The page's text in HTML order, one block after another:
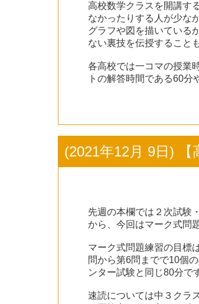
高校数学クラスを開講す
なかったりする人が少な
グラフや図を描いている
ない裏技を伝授すること
各高校では一コマの授業
トの解答時間である60分
(2021年12月 9日)
先週の本欄では２次試験
から、今回はマーク式問
マーク式問題練習の目標
問から第6問までで10個
ンター試験と同じ80分で
速読については中３クラ